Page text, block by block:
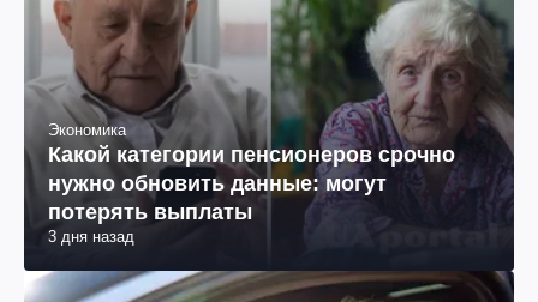
Экономика
Какой категории пенсионеров срочно
нужно обновить данные: могут
потерять выплаты
3 дня назад